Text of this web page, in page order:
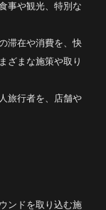
事や観光、特別な
滞在や消費を、快
ざまな施策や取り
旅行者を、店舗や
ンドを取り込む施